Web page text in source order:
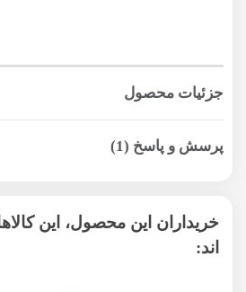
جزئیات محصول
پرسش و پاسخ (1)
خریداران این محصول، این
اند: